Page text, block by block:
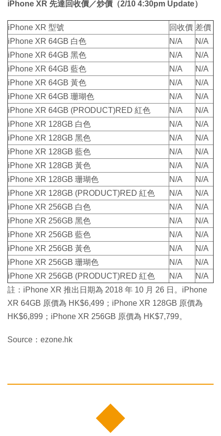
iPhone XR 先達回收價／炒價（2/10 4:30pm Update）
iPhone XR 型號 回收價 差價
iPhone XR 64GB 白色
N/A
N/A
iPhone XR 64GB 黑色
N/A
N/A
iPhone XR 64GB 藍色
N/A
N/A
iPhone XR 64GB 黃色
N/A
N/A
iPhone XR 64GB 珊瑚色
N/A
N/A
iPhone XR 64GB (PRODUCT)RED 紅色
N/A
N/A
iPhone XR 128GB 白色
N/A
N/A
iPhone XR 128GB 黑色
N/A
N/A
iPhone XR 128GB 藍色
N/A
N/A
iPhone XR 128GB 黃色
N/A
N/A
iPhone XR 128GB 珊瑚色
N/A
N/A
iPhone XR 128GB (PRODUCT)RED 紅色
N/A
N/A
iPhone XR 256GB 白色
N/A
N/A
iPhone XR 256GB 黑色
N/A
N/A
iPhone XR 256GB 藍色
N/A
N/A
iPhone XR 256GB 黃色
N/A
N/A
iPhone XR 256GB 珊瑚色
N/A
N/A
iPhone XR 256GB (PRODUCT)RED 紅色
N/A
N/A
註：iPhone XR 推出日期為 2018 年 10 月 26 日。iPhone
XR 64GB 原價為 HK$6,499；iPhone XR 128GB 原價為
HK$6,899；iPhone XR 256GB 原價為 HK$7,799。
Source：ezone.hk